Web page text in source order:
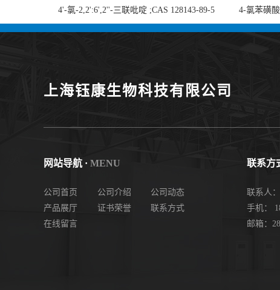
4'-氯-2,2':6',2''-三联吡啶 ;CAS 128143-89-5
;4'-Chloro-2,2':6',2''-terpyridine;4-
4-氯苯磺
上海钰康生物科技有限公司
网站导航 · MENU
公司首页 公司介绍
公司动态
产品展厅
证书荣誉
联系方式
在线留言
联系方
联系人
手机：
邮箱：